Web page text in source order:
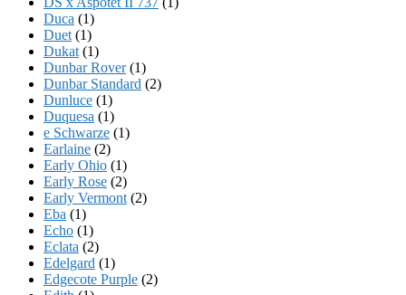
Duca (1)
Duet (1)
Dukat (1)
Dunbar Rover(1)
Dunbar Standard (2)
Dunluce (1)
Duquesa (1)
e Schwarze (1)
Earlaine (2)
Early Ohio (1)
Early Rose (2)
Early Vermont (2)
Eba (1)
Echo (1)
Eclata (2)
Edelgard (1)
Edgecote Purple (2)